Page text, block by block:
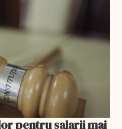
pentru salarii mai